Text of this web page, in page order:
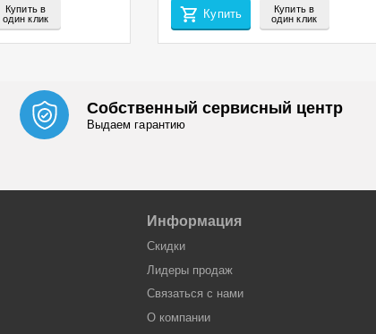
Купить в
один клик
Купить
Купить в
один клик
Собственный сервисный центр
Выдаем гарантию
Информация
Скидки
Лидеры продaж
Связаться с нами
О компании